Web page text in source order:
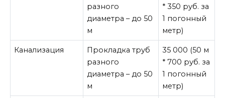
разного
диаметра – до 50
м
* 350 руб. за
1 погонный
метр)
Канализация
Прокладка труб
разного
диаметра – до 50
м
35 000 (50 м
* 700 руб. за
1 погонный
метр)